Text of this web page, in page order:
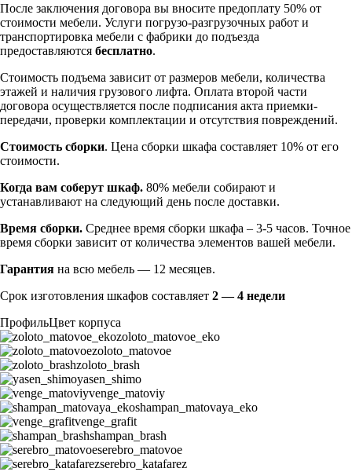
После заключения договора вы вносите предоплату 50% от
стоимости мебели. Услуги погрузо-разгрузочных работ и
транспортировка мебели с фабрики до подъезда
предоставляются бесплатно.
Стоимость подъема зависит от размеров мебели, количества
этажей и наличия грузового лифта. Оплата второй части
договора осуществляется после подписания акта приемки-
передачи, проверки комплектации и отсутствия повреждений.
Стоимость сборки. Цена сборки шкафа составляет 10% от его
стоимости.
Когда вам соберут шкаф. 80% мебели собирают и
устанавливают на следующий день после доставки.
Время сборки. Среднее время сборки шкафа – 3-5 часов. Точное
время сборки зависит от количества элементов вашей мебели.
Гарантия на всю мебель — 12 месяцев.
Срок изготовления шкафов составляет 2 — 4 недели
ПрофильЦвет корпуса
zoloto_matovoe_eko
zoloto_matovoe
zoloto_brash
yasen_shimo
venge_matoviy
shampan_matovaya_eko
venge_grafit
shampan_brash
serebro_matovoe
serebro_katafarez